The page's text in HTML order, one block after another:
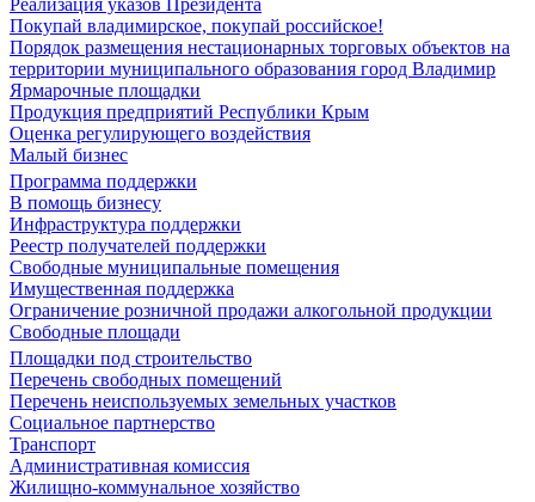
Реализация указов Президента
Покупай владимирское, покупай российское!
Порядок размещения нестационарных торговых объектов на
территории муниципального образования город Владимир
Ярмарочные площадки
Продукция предприятий Республики Крым
Оценка регулирующего воздействия
Малый бизнес
Программа поддержки
В помощь бизнесу
Инфраструктура поддержки
Реестр получателей поддержки
Свободные муниципальные помещения
Имущественная поддержка
Ограничение розничной продажи алкогольной продукции
Свободные площади
Площадки под строительство
Перечень свободных помещений
Перечень неиспользуемых земельных участков
Социальное партнерство
Транспорт
Административная комиссия
Жилищно-коммунальное хозяйство